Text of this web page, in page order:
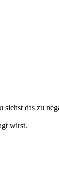
das zu
wirst.